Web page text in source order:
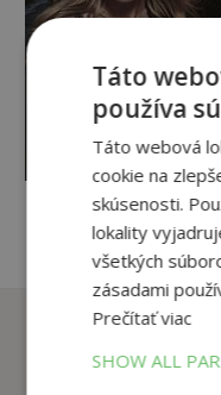
14
4,95
Zákazníci,
tento titul
Táto
používa
Táto webová
cookie na
skúsenosti.
lokality
všetkých
zásadami
Prečítať viac
SHOW ALL